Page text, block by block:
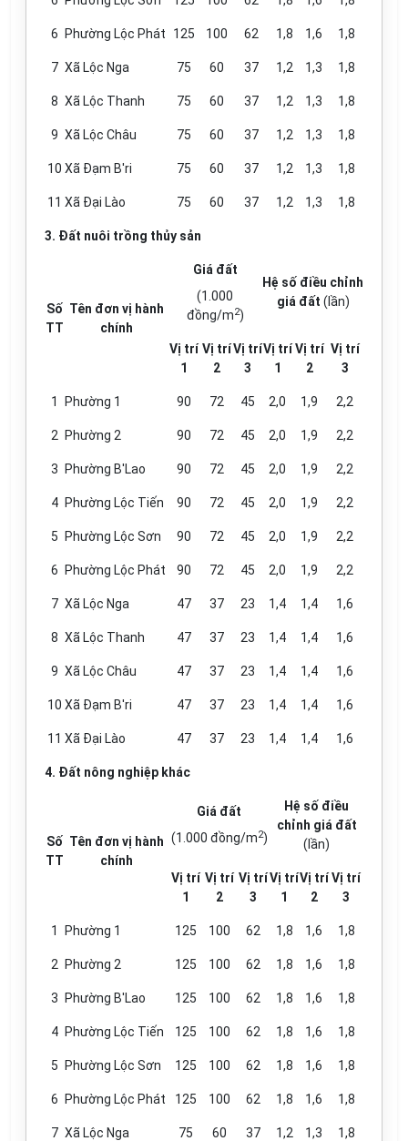
6 Phường Lộc Phát 125 100 62 1,8 1,6 1,8
7 Xã Lộc Nga 75 60 37 1,2 1,3 1,8
8 Xã Lộc Thanh 75 60 37 1,2 1,3 1,8
9 Xã Lộc Châu 75 60 37 1,2 1,3 1,8
10 Xã Đạm B'ri 75 60 37 1,2 1,3 1,8
11 Xã Đại Lào 75 60 37 1,2 1,3 1,8
3. Đất nuôi trồng thủy sản
Số
TT
Tên đơn vị hành
chính
Giá đất
(1.000
đồng/m2)
Hệ số điều chỉnh
giá đất (lần)
Vị trí
1
Vị trí
2
Vị trí
3
Vị trí
1
Vị trí
2
Vị trí
3
1 Phường 1 90 72 45 2,0 1,9 2,2
2 Phường 2 90 72 45 2,0 1,9 2,2
3 Phường B'Lao 90 72 45 2,0 1,9 2,2
4 Phường Lộc Tiến 90 72 45 2,0 1,9 2,2
5 Phường Lộc Sơn 90 72 45 2,0 1,9 2,2
6 Phường Lộc Phát 90 72 45 2,0 1,9 2,2
7 Xã Lộc Nga 47 37 23 1,4 1,4 1,6
8 Xã Lộc Thanh 47 37 23 1,4 1,4 1,6
9 Xã Lộc Châu 47 37 23 1,4 1,4 1,6
10 Xã Đạm B'ri 47 37 23 1,4 1,4 1,6
11 Xã Đại Lào 47 37 23 1,4 1,4 1,6
4. Đất nông nghiệp khác
Số
TT
Tên đơn vị hành
chính
Giá đất
(1.000 đồng/m2)
Hệ số điều
chỉnh giá đất
(lần)
Vị trí
1
Vị trí
2
Vị trí
3
Vị trí
1
Vị trí
2
Vị trí
3
1 Phường 1 125 100 62 1,8 1,6 1,8
2 Phường 2 125 100 62 1,8 1,6 1,8
3 Phường B'Lao 125 100 62 1,8 1,6 1,8
4 Phường Lộc Tiến 125 100 62 1,8 1,6 1,8
5 Phường Lộc Sơn 125 100 62 1,8 1,6 1,8
6 Phường Lộc Phát 125 100 62 1,8 1,6 1,8
7 Xã Lộc Nga 75 60 37 1,2 1,3 1,8